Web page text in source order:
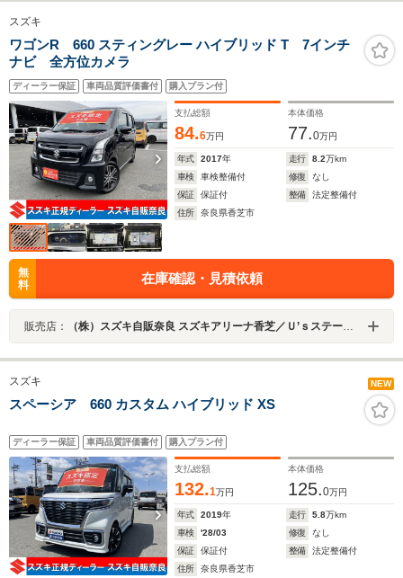
スズキ
ワゴンR 660 スティングレー ハイブリッド T 7インチ
ナビ 全方位カメラ
ディーラー保証 車両品質評価書付 購入プラン付
支払総額
84.6万円
本体価格
77.0万円
年式 2017年 走行 8.2万km
車検
車検整備付 修復
なし
保証
保証付 整備
法定整備付
住所
奈良県香芝市
無
料
在庫確認・見積依頼
販売店： （株）スズキ自販奈良 スズキアリーナ香芝／Ｕ’ｓステーション香芝
スズキ NEW
スペーシア 660 カスタム ハイブリッド XS
ディーラー保証 車両品質評価書付 購入プラン付
支払総額
132.1万円
本体価格
125.0万円
年式 2019年 走行 5.8万km
車検
'28/03 修復
なし
保証
保証付 整備
法定整備付
住所
奈良県香芝市